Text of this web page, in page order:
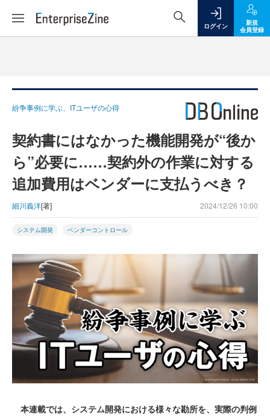
ログイン
新規
会員登録
紛争事例に学ぶ、ITユーザの心得
契約書にはなかった機能開発が“後か
ら”必要に……契約外の作業に対する
追加費用はベンダーに支払うべき？
細川義洋[著] 2024/12/26 10:00
システム開発 ベンダーコントロール
本連載では、システム開発における様々な勘所を、実際の判例